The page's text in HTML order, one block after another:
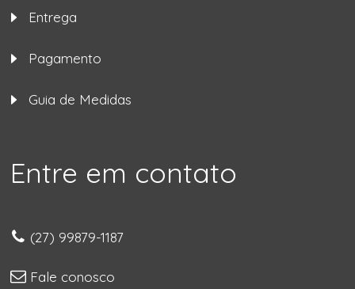
Entrega
Pagamento
Guia de Medidas
Entre em contato
(27) 99879-1187
Fale conosco